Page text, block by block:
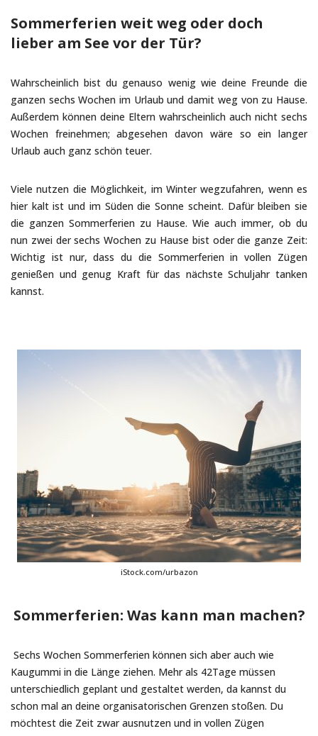
Sommerferien weit weg oder doch
lieber am See vor der Tür?
Wahrscheinlich bist du genauso wenig wie deine Freunde die
ganzen sechs Wochen im Urlaub und damit weg von zu Hause.
Außerdem können deine Eltern wahrscheinlich auch nicht sechs
Wochen freinehmen; abgesehen davon wäre so ein langer
Urlaub auch ganz schön teuer.
Viele nutzen die Möglichkeit, im Winter wegzufahren, wenn es
hier kalt ist und im Süden die Sonne scheint. Dafür bleiben sie
die ganzen Sommerferien zu Hause. Wie auch immer, ob du
nun zwei der sechs Wochen zu Hause bist oder die ganze Zeit:
Wichtig ist nur, dass du die Sommerferien in vollen Zügen
genießen und genug Kraft für das nächste Schuljahr tanken
kannst.
iStock.com/urbazon
Sommerferien: Was kann man machen?
Sechs Wochen Sommerferien können sich aber auch wie
Kaugummi in die Länge ziehen. Mehr als 42Tage müssen
unterschiedlich geplant und gestaltet werden, da kannst du
schon mal an deine organisatorischen Grenzen stoßen. Du
möchtest die Zeit zwar ausnutzen und in vollen Zügen